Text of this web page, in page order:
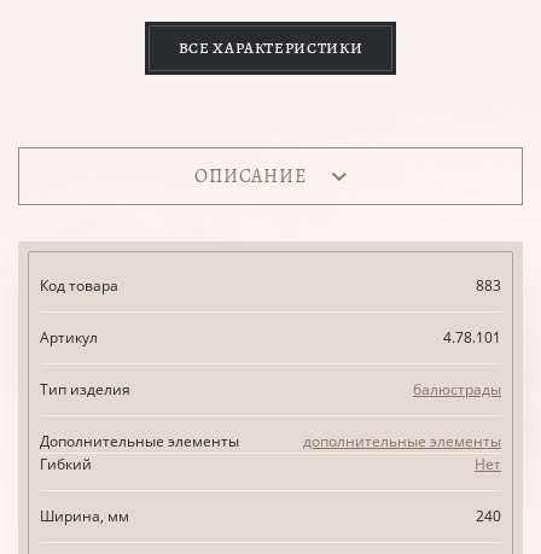
ВСЕ ХАРАКТЕРИСТИКИ
ОПИСАНИЕ
Код товара 883
Артикул 4.78.101
Тип изделия балюстрады
Дополнительные элементы
дополнительные элементы
Гибкий
Нет
Ширина, мм 240